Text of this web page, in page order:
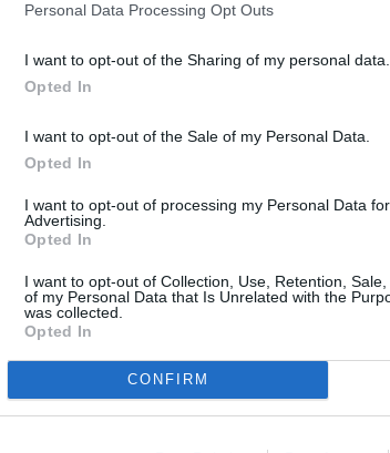
Personal Data Processing Opt Outs
I want to opt-out of the Sharing of my personal data.
Opted In
I want to opt-out of the Sale of my Personal Data.
Opted In
I want to opt-out of processing my Personal Data
Advertising.
Opted In
I want to opt-out of Collection, Use, Retention,
of my Personal Data that Is Unrelated with the
was collected.
Opted In
CONFIRM
Soutenez-nous, faites un don !
NOUS SOUTENIR